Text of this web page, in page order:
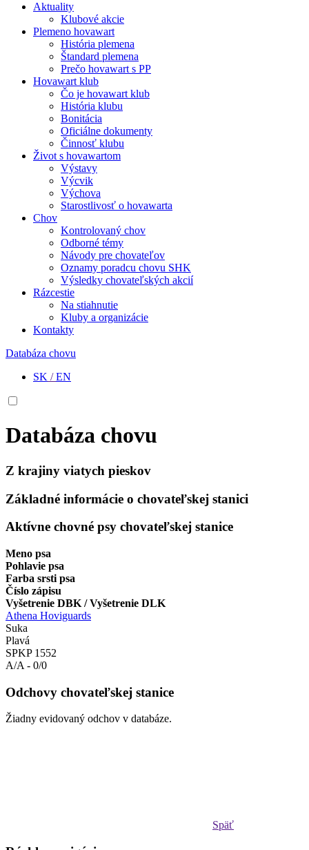
Aktuality
Klubové akcie
Plemeno hovawart
História plemena
Štandard plemena
Prečo hovawart s PP
Hovawart klub
Čo je hovawart klub
História klubu
Bonitácia
Oficiálne dokumenty
Činnosť klubu
Život s hovawartom
Výstavy
Výcvik
Výchova
Starostlivosť o hovawarta
Chov
Kontrolovaný chov
Odborné témy
Návody pre chovateľov
Oznamy poradcu chovu SHK
Výsledky chovateľských akcií
Rázcestie
Na stiahnutie
Kluby a organizácie
Kontakty
Databáza chovu
SK /EN
Databáza chovu
Z krajiny viatych pieskov
Základné informácie o chovateľskej stanici
Aktívne chovné psy chovateľskej stanice
Meno psa
Pohlavie psa
Farba srsti psa
Číslo zápisu
Vyšetrenie DBK / Vyšetrenie DLK
Athena Hoviguards
Suka
Plavá
SPKP 1552
A/A - 0/0
Odchovy chovateľskej stanice
Žiadny evidovaný odchov v databáze.
Späť